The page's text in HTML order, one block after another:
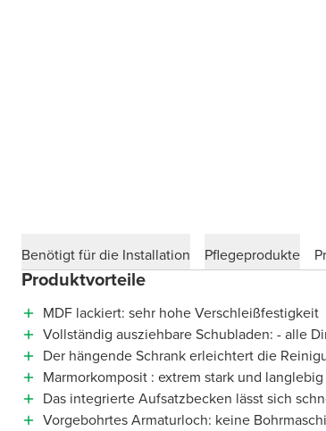
Benötigt für die Installation Pflegeprodukte
Produktvorteile
MDF lackiert: sehr hohe Verschleißfestigkeit
Vollständig ausziehbare Schubladen: - alle
Der hängende Schrank erleichtert die
Marmorkomposit : extrem stark und langlebig
Das integrierte Aufsatzbecken lässt sich
Vorgebohrtes Armaturloch: keine